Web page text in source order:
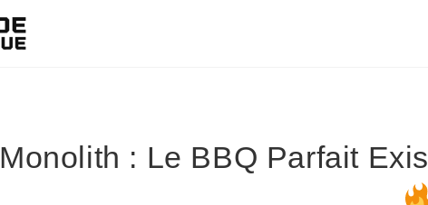
Monolith : Le BBQ Parfait